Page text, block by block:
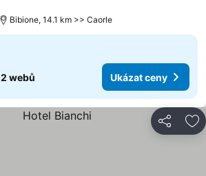
Bibione, 14.1 km >> Caorle
2 webů Ukázat ceny
Sdílet